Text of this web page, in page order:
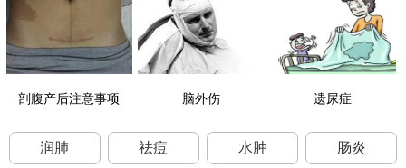
剖腹产后注意事项 脑外伤 遗尿症
润肺 祛痘 水肿 肠炎